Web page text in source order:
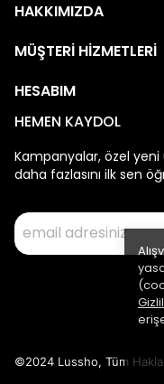
HAKKIMIZDA
MÜŞTERİ HİZMETLERİ
HESABIM
HEMEN KAYDOL
Kampanyalar, özel
daha fazlasını ilk sen
©2024 Lussho, Tüm